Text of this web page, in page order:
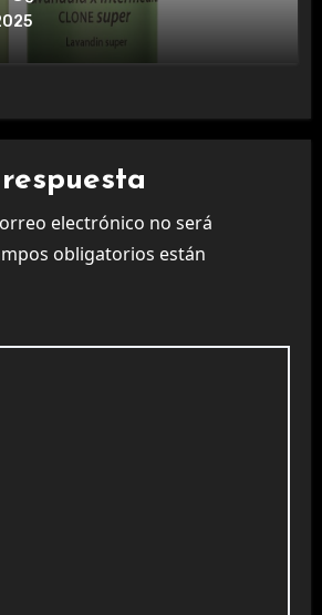
electrónico no será
obligatorios están